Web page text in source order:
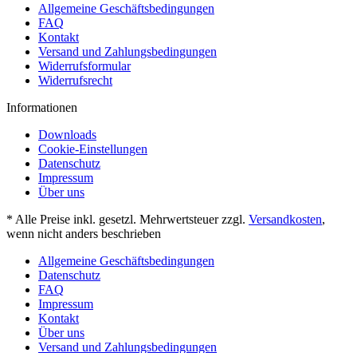
Allgemeine Geschäftsbedingungen
FAQ
Kontakt
Versand und Zahlungsbedingungen
Widerrufsformular
Widerrufsrecht
Informationen
Downloads
Cookie-Einstellungen
Datenschutz
Impressum
Über uns
* Alle Preise inkl. gesetzl. Mehrwertsteuer zzgl. Versandkosten,
wenn nicht anders beschrieben
Allgemeine Geschäftsbedingungen
Datenschutz
FAQ
Impressum
Kontakt
Über uns
Versand und Zahlungsbedingungen